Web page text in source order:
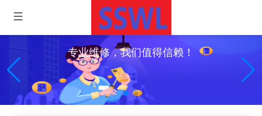
专业维修，我们值得信赖！